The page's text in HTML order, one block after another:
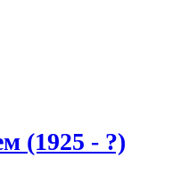
(1925 - ?)